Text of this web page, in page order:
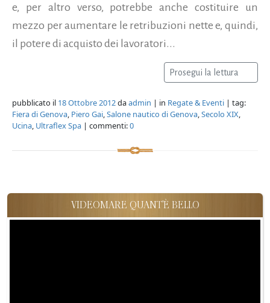
e, per altro verso, potrebbe anche costituire un
mezzo per aumentare le retribuzioni nette e, quindi,
il potere di acquisto dei lavoratori...
Prosegui la lettura
pubblicato il 18 Ottobre 2012daadmin | in Regate & Eventi | tag:
Fiera di Genova, Piero Gai,Salone nautico di Genova,Secolo XIX,
Ucina, Ultraflex Spa | commenti:0
VIDEOMARE QUANT'È BELLO